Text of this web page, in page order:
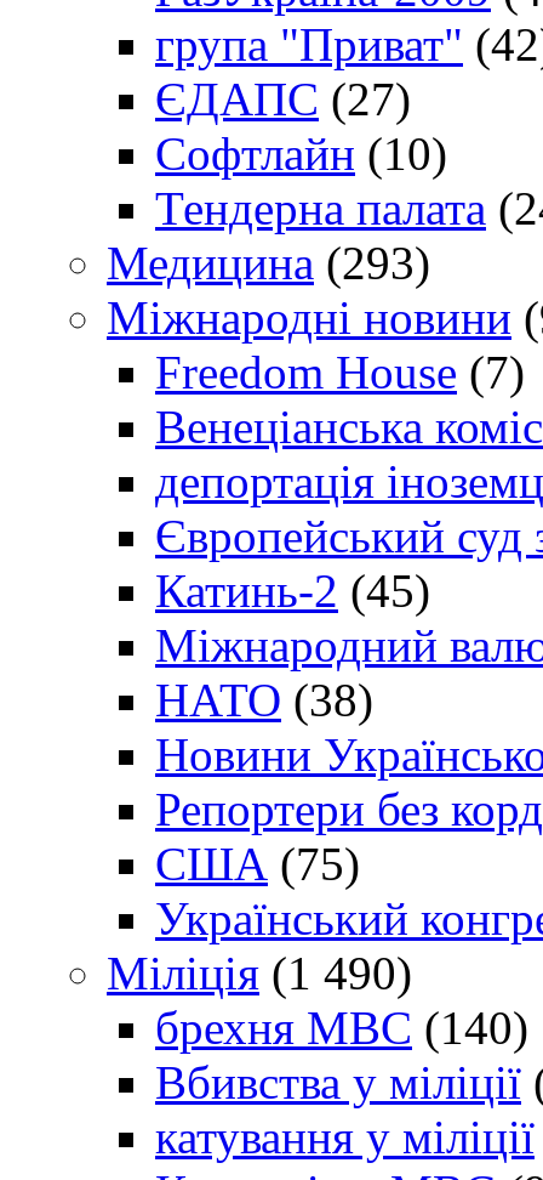
група "Приват"
ЄДАПС (27)
Софтлайн (10)
Тендерна палата
Медицина (293)
Міжнародні новини
Freedom House (7)
Венеціанська
депортація
Європейський
Катинь-2 (45)
Міжнародний
НАТО (38)
Новини
Репортери без
США (75)
Український
Міліція (1 490)
брехня МВС (140)
Вбивства у міліції
катування у міліції